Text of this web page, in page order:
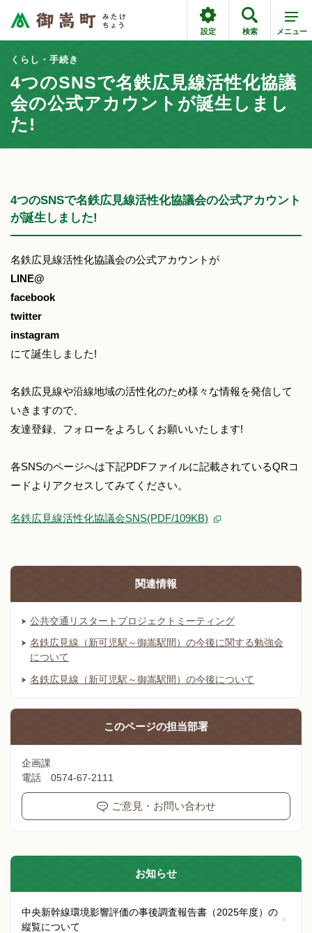
設定 検索 メニュー
くらし・手続き
4つのSNSで名鉄広見線活性化協議
会の公式アカウントが誕生しまし
た!
4つのSNSで名鉄広見線活性化協議会の公式アカウント
が誕生しました!
名鉄広見線活性化協議会の公式アカウントが
LINE@
facebook
twitter
instagram
にて誕生しました!
名鉄広見線や沿線地域の活性化のため様々な情報を発信して
いきますので、
友達登録、フォローをよろしくお願いいたします!
各SNSのページへは下記PDFファイルに記載されているQRコ
ードよりアクセスしてみてください。
名鉄広見線活性化協議会SNS(PDF/109KB)
関連情報
公共交通リスタートプロジェクトミーティング
名鉄広見線（新可児駅～御嵩駅間）の今後に関する勉強会
について
名鉄広見線（新可児駅～御嵩駅間）の今後について
このページの担当部署
企画課
電話 0574-67-2111
ご意見・お問い合わせ
お知らせ
中央新幹線環境影響評価の事後調査報告書（2025年度）の
縦覧について